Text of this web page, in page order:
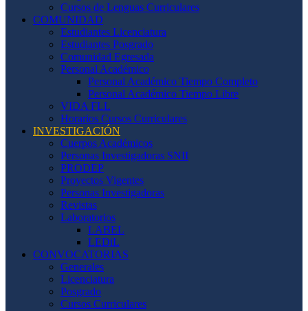
Cursos de Lenguas Curriculares
COMUNIDAD
Estudiantes Licenciatura
Estudiantes Posgrado
Comunidad Egresada
Personal Académico
Personal Académico Tiempo Completo
Personal Académico Tiempo Libre
VIDA FLL
Horarios Cursos Curriculares
INVESTIGACIÓN
Cuerpos Académicos
Personas Investigadoras SNII
PRODEP
Proyectos Vigentes
Personas Investigadoras
Revistas
Laboratorios
LABEL
LEDiL
CONVOCATORIAS
Generales
Licenciatura
Posgrado
Cursos Curriculares